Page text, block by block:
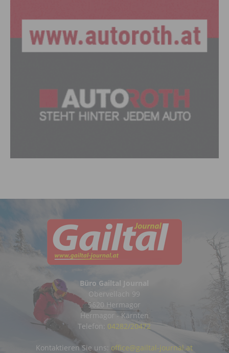
Büro Gailtal Journal
Obervellach 99
9620 Hermagor
Hermagor - Kärnten
Telefon: 04282/20472
Kontaktieren Sie uns: office@gailtal-journal.at